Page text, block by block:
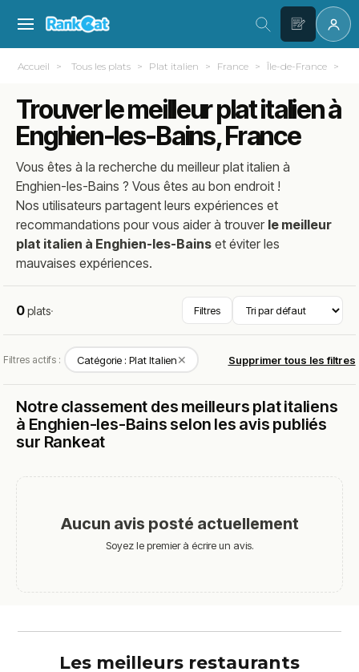
Accueil Tous les plats Plat italien France Île-de-France
Trouver le meilleur plat italien à
Enghien-les-Bains, France
Vous êtes à la recherche du meilleurplat italien à
Enghien-les-Bains ? Vous êtes au bon endroit !
Nos utilisateurs partagent leurs expériences et
recommandations pour vous aider à trouver le meilleur
plat italien à Enghien-les-Bains et éviter les
mauvaises expériences.
0plats· Filtres
Filtres actifs : Catégorie : Plat Italien✕ Supprimer tous les filtres
Notre classement des meilleurs plat italiens
à Enghien-les-Bains selon les avis publiés
sur Rankeat
Aucun avis posté actuellement
Soyez le premier à écrire un avis.
Les meilleurs restaurants